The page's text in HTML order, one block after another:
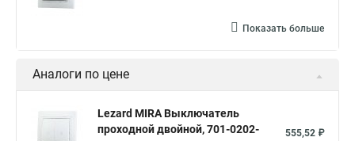
Показать больше
Аналоги по цене
Lezard MIRA Выключатель
проходной двойной, 701-0202-
555,52 ₽